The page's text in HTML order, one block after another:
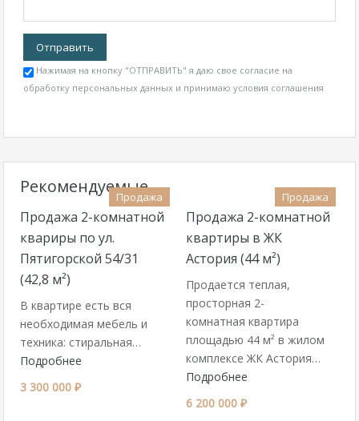
Нажимая на кнопку "ОТПРАВИТЬ" я даю свое согласие на
обработку персональных данных и принимаю условия соглашения
Рекомендуемые
Продажа
Продажа 2-комнатной
квариры по ул.
Пятигорской 54/31
(42,8 м²)
В квартире есть вся
необходимая мебель и
техника: стиральная…
Подробнее
3 300 000 ₽
Продажа
Продажа 2-комнатной
квартиры в ЖК
Астория (44 м²)
Продается теплая,
просторная 2-
комнатная квартира
площадью 44 м² в жилом
комплексе ЖК Астория…
Подробнее
6 200 000 ₽